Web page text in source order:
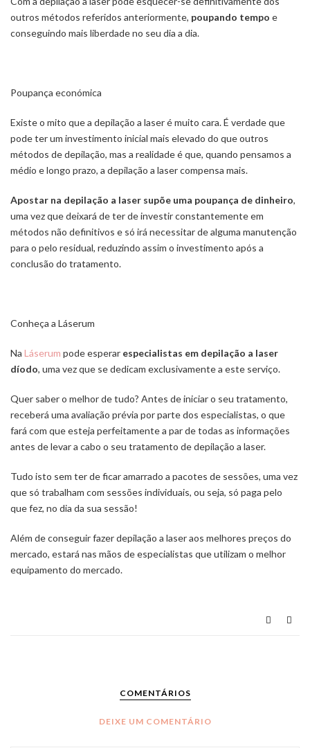
outros métodos referidos anteriormente, poupando tempo e
conseguindo mais liberdade no seu dia a dia.
Poupança económica
Existe o mito que a depilação a laser é muito cara. É verdade que
pode ter um investimento inicial mais elevado do que outros
métodos de depilação, mas a realidade é que, quando pensamos a
médio e longo prazo, a depilação a laser compensa mais.
Apostar na depilação a laser supõe uma poupança de dinheiro,
uma vez que deixará de ter de investir constantemente em
métodos não definitivos e só irá necessitar de alguma manutenção
para o pelo residual, reduzindo assim o investimento após a
conclusão do tratamento.
Conheça a Láserum
Na Láserum pode esperar especialistas em depilação a laser
díodo, uma vez que se dedicam exclusivamente a este serviço.
Quer saber o melhor de tudo? Antes de iniciar o seu tratamento,
receberá uma avaliação prévia por parte dos especialistas, o que
fará com que esteja perfeitamente a par de todas as informações
antes de levar a cabo o seu tratamento de depilação a laser.
Tudo isto sem ter de ficar amarrado a pacotes de sessões, uma vez
que só trabalham com sessões individuais, ou seja, só paga pelo
que fez, no dia da sua sessão!
Além de conseguir fazer depilação a laser aos melhores preços do
mercado, estará nas mãos de especialistas que utilizam o melhor
equipamento do mercado.
COMENTÁRIOS
DEIXE UM COMENTÁRIO